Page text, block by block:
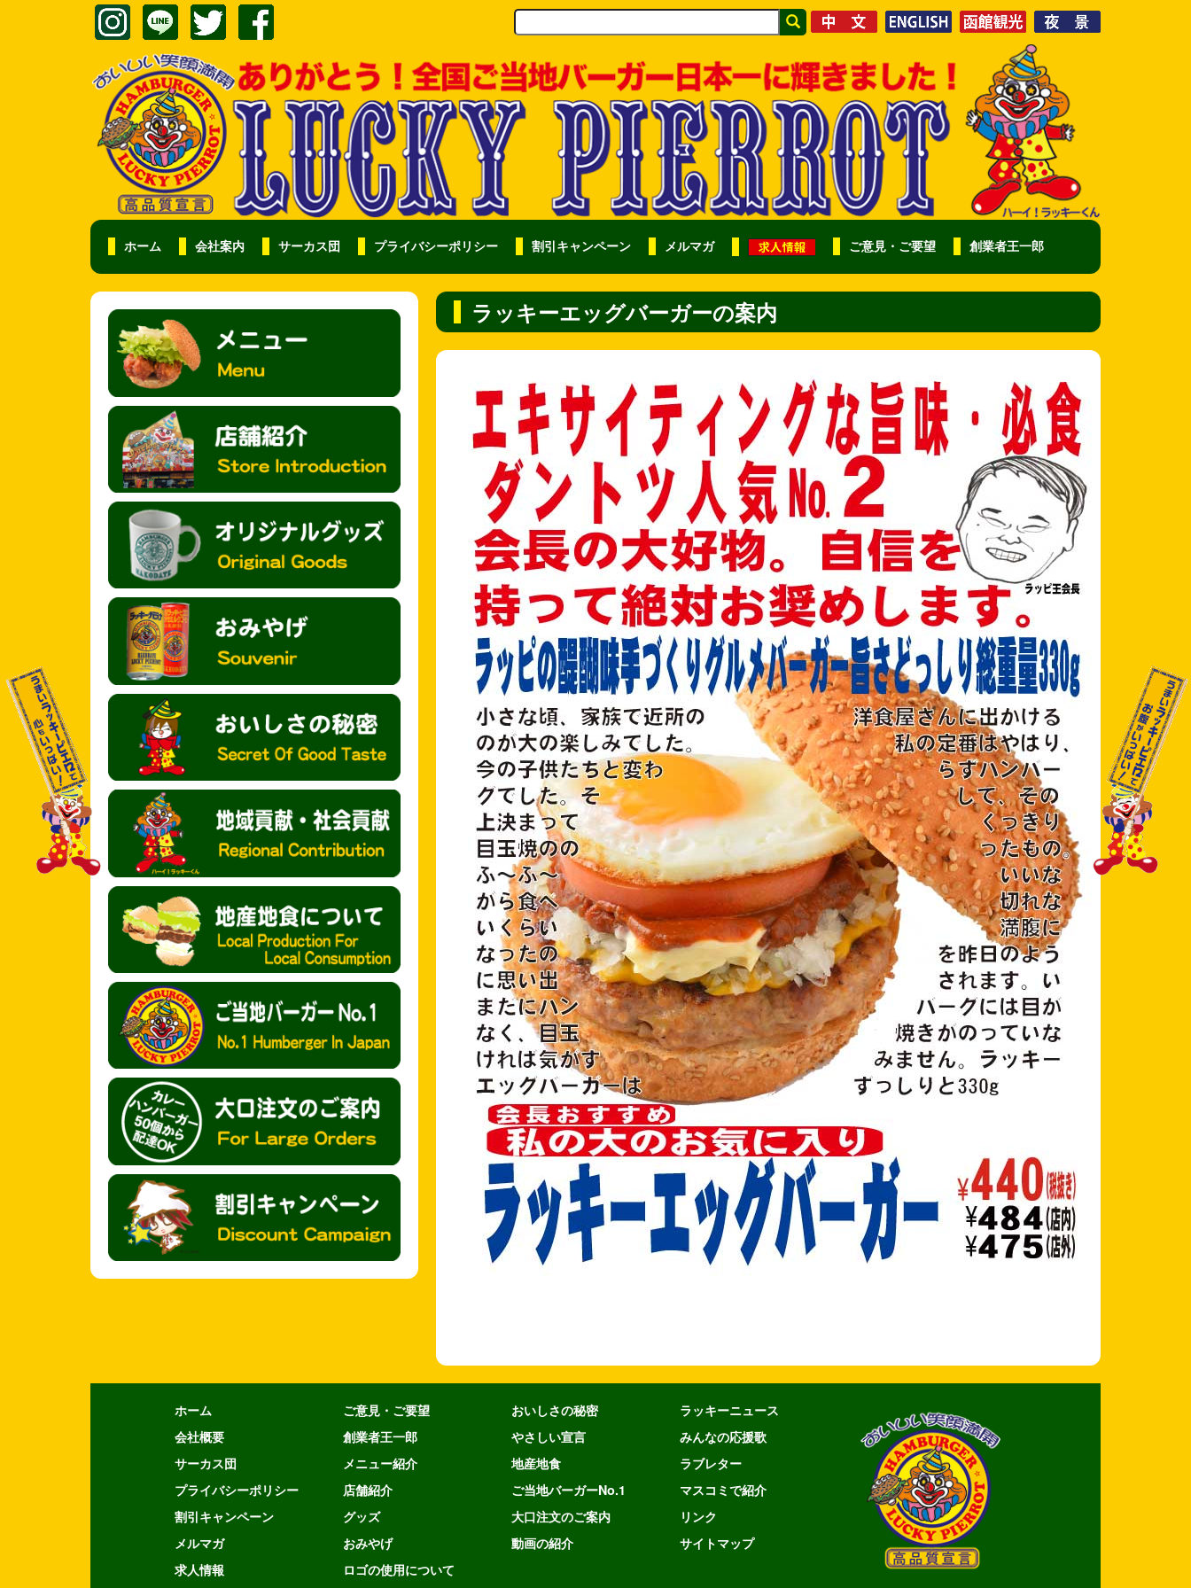
ホーム 会社案内 サーカス団 プライバシーポリシー 割引キャンペーン メルマガ ご意見・ご要望 創業者王一郎
ラッキーエッグバーガーの案内
ホーム
会社概要
サーカス団
プライバシーポリシー
割引キャンペーン
メルマガ
求人情報
ご意見・ご要望
創業者王一郎
メニュー紹介
店舗紹介
グッズ
おみやげ
ロゴの使用について
おいしさの秘密
やさしい宣言
地産地食
ご当地バーガーNo.1
大口注文のご案内
動画の紹介
ラッキーニュース
みんなの応援歌
ラブレター
マスコミで紹介
リンク
サイトマップ